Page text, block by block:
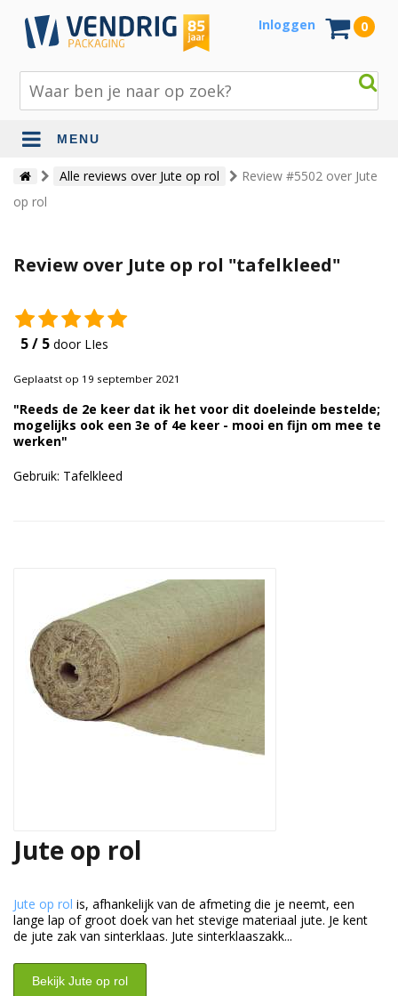
Inloggen 0
MENU
Beschermingsmateriaal
Bouw- en tuinmaterialen
Papier en karton
Tape en stickers
Verhuismaterialen
Duurzame verpakkingen
Alle reviews over Jute op rol
Review #5502 over Jute
op rol
Review over Jute op rol "tafelkleed"
5 / 5 door LIes
Geplaatst op 19 september 2021
"Reeds de 2e keer dat ik het voor dit doeleinde bestelde;
mogelijks ook een 3e of 4e keer - mooi en fijn om mee te
werken"
Gebruik: Tafelkleed
Jute op rol
Jute op rol is, afhankelijk van de afmeting die je neemt, een
lange lap of groot doek van het stevige materiaal jute. Je kent
de jute zak van sinterklaas. Jute sinterklaaszakk...
Bekijk Jute op rol